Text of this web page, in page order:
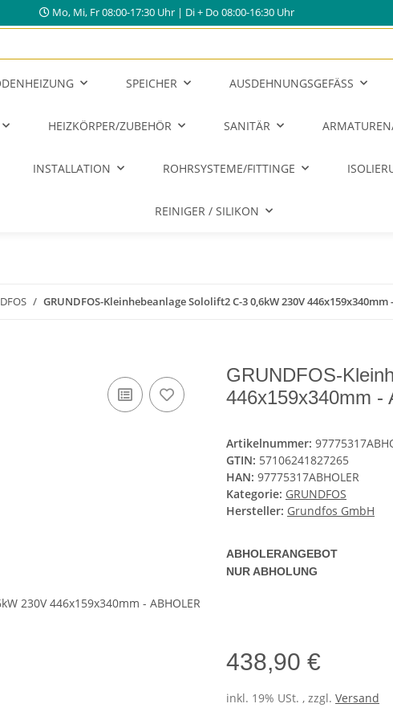
Mo, Mi, Fr 08:00-17:30 Uhr | Di + Do 08:00-16:30 Uhr
SPEICHER AUSDEHNUNGSGEFÄSS
HEIZKÖRPER/ZUBEHÖR SANITÄR
INSTALLATION ROHRSYSTEME/FITTINGE
REINIGER / SILIKON
GRUNDFOS-Kleinhebeanlage Sololift2 C-3 0,6kW 230V 446x159x340mm
GRUNDFOS-
446x159x340mm -
Artikelnummer:
GTIN: 57106241827265
HAN: 97775317ABHOLER
Kategorie: GRUNDFOS
Hersteller: Grundfos GmbH
ABHOLERANGEBOT
NUR ABHOLUNG
438,90 €
inkl. 19% USt. , zzgl. Versand